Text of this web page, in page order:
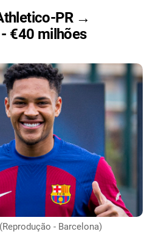
PR →
- €40 milhões
- Barcelona)